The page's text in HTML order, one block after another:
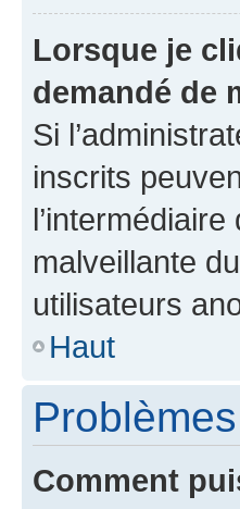
Lorsque je
demandé de
Si
inscrits
malveillante
utilisateurs
Haut
Comment